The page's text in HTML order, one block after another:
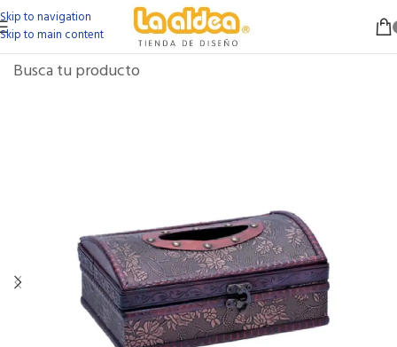
Skip to navigation
Skip to main content